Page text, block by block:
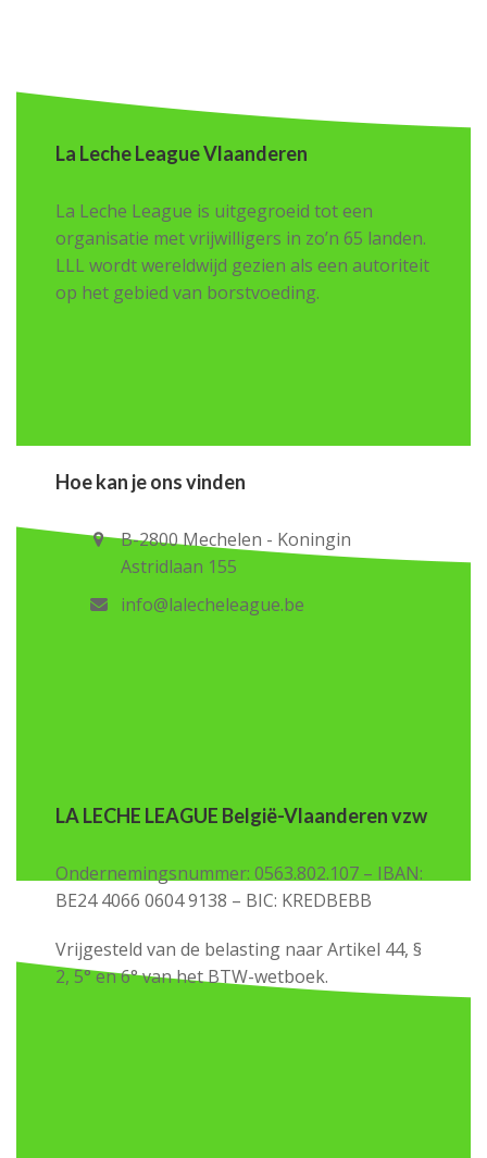
La Leche League Vlaanderen
La Leche League is uitgegroeid tot een
organisatie met vrijwilligers in zo’n 65 landen.
LLL wordt wereldwijd gezien als een autoriteit
op het gebied van borstvoeding.
Hoe kan je ons vinden
B-2800 Mechelen - Koningin
Astridlaan 155
info@lalecheleague.be
LA LECHE LEAGUE België-Vlaanderen vzw
Ondernemingsnummer: 0563.802.107 – IBAN:
BE24 4066 0604 9138 – BIC: KREDBEBB
Vrijgesteld van de belasting naar Artikel 44, §
2, 5° en 6° van het BTW-wetboek.